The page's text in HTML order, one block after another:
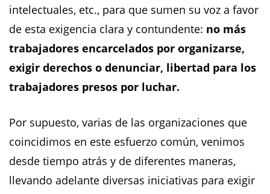
intelectuales, etc., para que sumen su voz a favor
de esta exigencia clara y contundente: no más
trabajadores encarcelados por organizarse,
exigir derechos o denunciar, libertad para los
trabajadores presos por luchar.
Por supuesto, varias de las organizaciones que
coincidimos en este esfuerzo común, venimos
desde tiempo atrás y de diferentes maneras,
llevando adelante diversas iniciativas para exigir